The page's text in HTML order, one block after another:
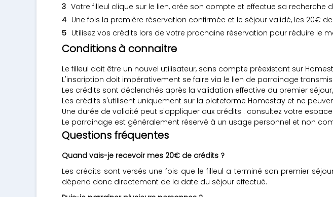
Votre filleul clique sur le lien, crée son compte et effectue sa recherche
Une fois la première réservation confirmée et le séjour validé, les
Utilisez vos crédits lors de votre prochaine réservation pour réduire le
Conditions à connaitre
Le filleul doit être un nouvel utilisateur, sans compte préexistant sur
L'inscription doit impérativement se faire via le lien de parrainage
Les crédits sont déclenchés après la validation effective du premier
Les crédits s'utilisent uniquement sur la plateforme Homestay et ne
Une durée de validité peut s'appliquer aux crédits : consultez votre
Le parrainage est généralement réservé à un usage personnel et non
Questions fréquentes
Quand vais-je recevoir mes 20€ de crédits ?
Les crédits sont versés une fois que le filleul a terminé son premier
dépend donc directement de la date du séjour effectué.